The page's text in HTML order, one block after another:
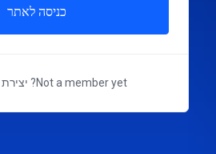
כניסה לאתר
Not a member yet?